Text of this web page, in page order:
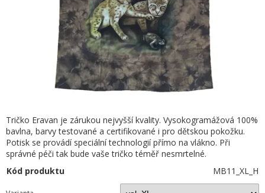
Tričko Eravan je zárukou nejvyšší kvality. Vysokogramážová 100%
bavlna, barvy testované a certifikované i pro dětskou pokožku.
Potisk se provádí speciální technologií přímo na vlákno. Při
správné péči tak bude vaše tričko téměř nesmrtelné.
Kód produktu
MB11_XL_H